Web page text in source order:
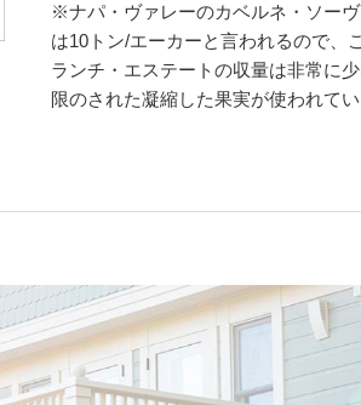
※ナパ・ヴァレーのカベルネ・ソー
は10トン/エーカーと言われるので、
ランチ・エステートの収量は非常に
限のされた凝縮した果実が使われてい